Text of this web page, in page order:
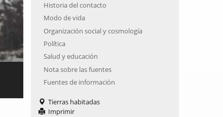
Historia del contacto
Modo de vida
Organización social y cosmología
Política
Salud y educación
Nota sobre las fuentes
Fuentes de información
Tierras habitadas
Imprimir